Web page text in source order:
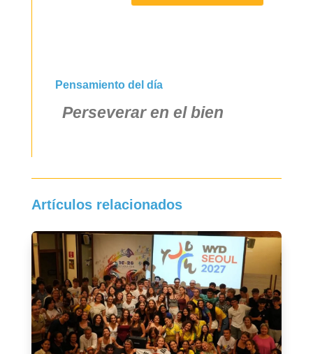
Pensamiento del día
Perseverar en el bien
Artículos relacionados